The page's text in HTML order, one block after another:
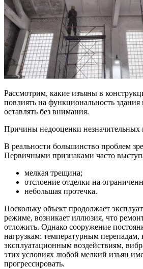
Рассмотрим, какие изъяны в
повлиять на функциональность
оставлять без внимания.
Причины недооценки незначительных
В реальности большинство проблем
Первичными признаками часто
мелкая трещина;
отслоение отделки на
небольшая протечка.
Поскольку объект продолжает
режиме, возникает иллюзия, что
отложить. Однако сооружение
нагрузкам: температурным перепадам,
эксплуатационным воздействиям,
этих условиях любой мелкий изъян
прогрессировать.